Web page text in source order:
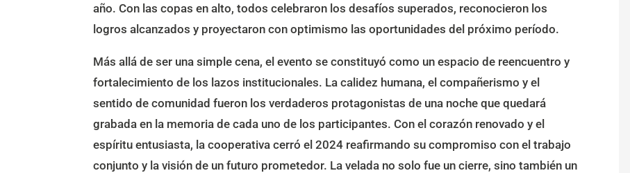
año. Con las copas en alto, todos celebraron los desafíos superados, reconocieron los
logros alcanzados y proyectaron con optimismo las oportunidades del próximo período.
Más allá de ser una simple cena, el evento se constituyó como un espacio de reencuentro y
fortalecimiento de los lazos institucionales. La calidez humana, el compañerismo y el
sentido de comunidad fueron los verdaderos protagonistas de una noche que quedará
grabada en la memoria de cada uno de los participantes. Con el corazón renovado y el
espíritu entusiasta, la cooperativa cerró el 2024 reafirmando su compromiso con el trabajo
conjunto y la visión de un futuro prometedor. La velada no solo fue un cierre, sino también un